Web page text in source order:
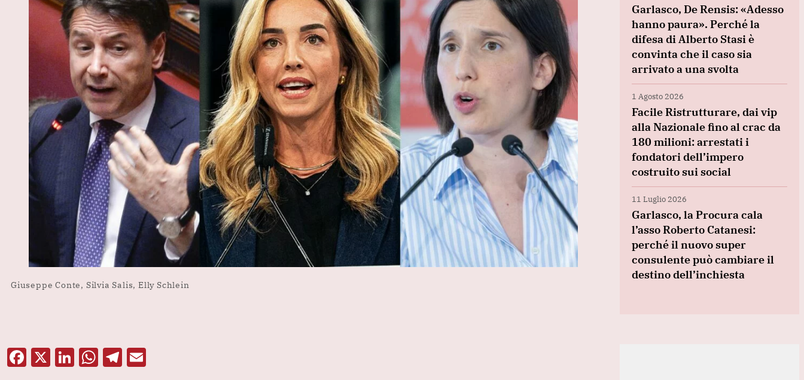
Giuseppe Conte, Silvia Salis, Elly Schlein
F X Li W T
Garlasco, De Rensis: «Adesso
hanno paura». Perché la
difesa di Alberto Stasi è
convinta che il caso sia
arrivato a una svolta
1 Agosto 2026
Facile Ristrutturare, dai vip
alla Nazionale fino al crac da
180 milioni: arrestati i
fondatori dell’impero
costruito sui social
11 Luglio 2026
Garlasco, la Procura cala
l’asso Roberto Catanesi:
perché il nuovo super
consulente può cambiare il
destino dell’inchiesta